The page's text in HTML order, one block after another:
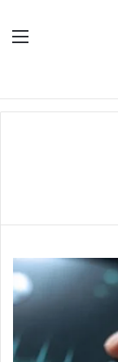
بحثالوضع